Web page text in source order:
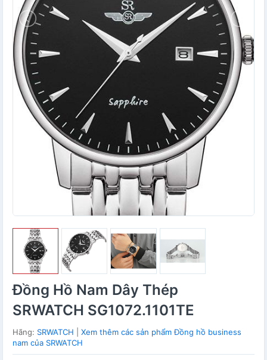
Đồng Hồ Nam Dây Thép
SRWATCH SG1072.1101TE
Hãng: SRWATCH
Xem thêm các sản phẩm Đồng hồ business
nam của SRWATCH